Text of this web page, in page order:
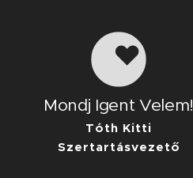
Mondj Igent Velem!
Tóth Kitti
Szertartásvezető